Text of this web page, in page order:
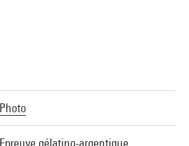
Photo
Epreuve gélatino-argentique